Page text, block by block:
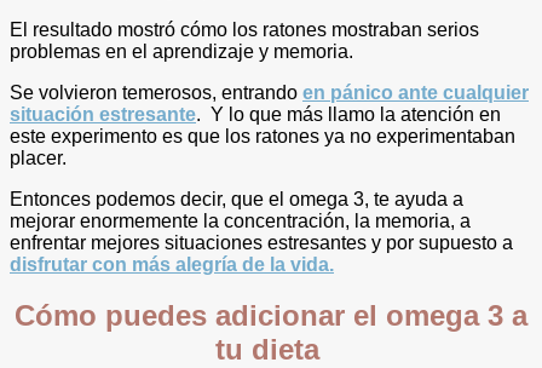
El resultado mostró cómo los ratones mostraban serios
problemas en el aprendizaje y memoria.
Se volvieron temerosos, entrando en pánico ante cualquier
situación estresante. Y lo que más llamo la atención en
este experimento es que los ratones ya no experimentaban
placer.
Entonces podemos decir, que el omega 3, te ayuda a
mejorar enormemente la concentración, la memoria, a
enfrentar mejores situaciones estresantes y por supuesto a
disfrutar con más alegría de la vida.
Cómo puedes adicionar el omega 3 a
tu dieta